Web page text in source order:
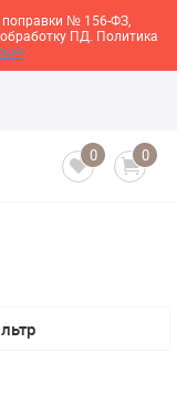
поправки № 156-ФЗ,
ПД. Политика
0 0